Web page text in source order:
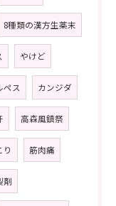
8種類の漢方生薬末
やけど
ペス カンジダ
高森風鎮祭
り 筋肉痛
剤